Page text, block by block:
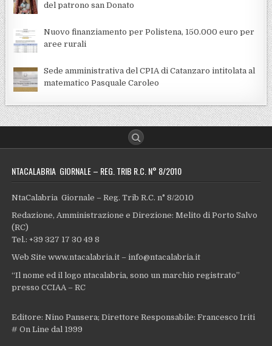
del patrono san Donato
Nuovo finanziamento per Polistena, 150.000 euro per
aree rurali
Sede amministrativa del CPIA di Catanzaro intitolata al
matematico Pasquale Caroleo
NTACALABRIA GIORNALE – REG. TRIB R.C. N° 8/2010
NtaCalabria Giornale – Reg. Trib R.C. n° 8/2010
Redazione, Amministrazione e Direzione: Melito di Porto Salvo
(RC)
Tel.: +39 327 17 30 49 8
Web Site www.ntacalabria.it – info@ntacalabria.it
“Il nome ed il logo ntacalabria, sono un marchio registrato”
presso CCIAA – RC
Editore: Nino Pansera; Direttore Responsabile: Francesco Iriti
# On Line dal 1999